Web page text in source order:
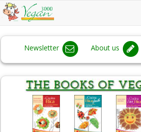
Newsletter About us